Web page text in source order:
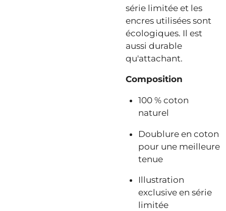
série limitée et les
encres utilisées sont
écologiques. Il est
aussi durable
qu'attachant.
Composition
100 % coton
naturel
Doublure en coton
pour une meilleure
tenue
Illustration
exclusive en série
limitée